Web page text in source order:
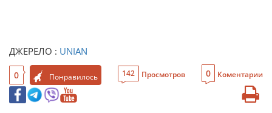
ДЖЕРЕЛО : UNIAN
0 Понравилось 142 Просмотров 0 Коментарии